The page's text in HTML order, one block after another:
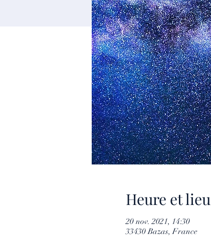
Heure et lieu
20 nov. 2021, 14:30
33430 Bazas, France